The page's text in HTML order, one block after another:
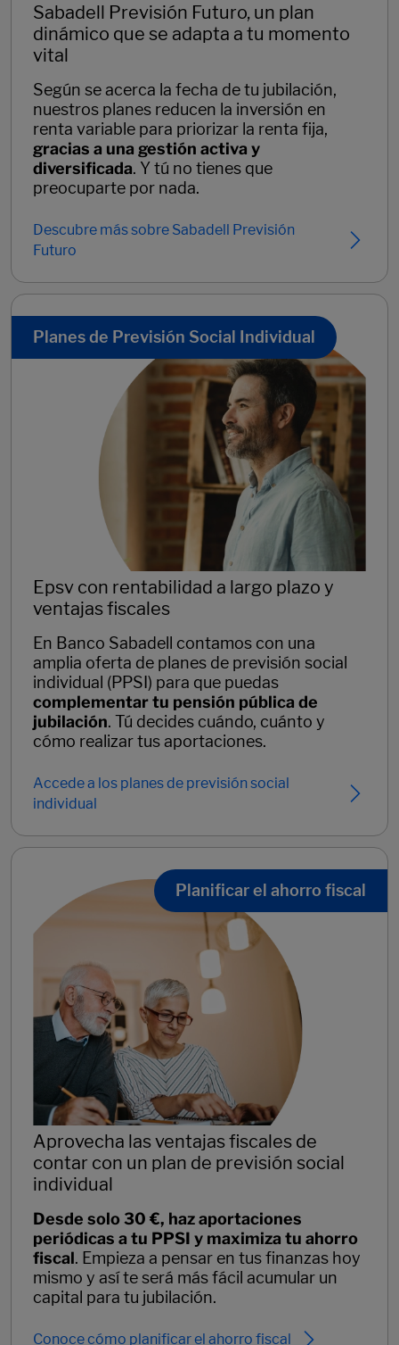
Sabadell Previsión Futuro, un plan
dinámico que se adapta a tu momento
vital
Según se acerca la fecha de tu jubilación,
nuestros planes reducen la inversión en
renta variable para priorizar la renta fija,
gracias a una gestión activa y
diversificada. Y tú no tienes que
preocuparte por nada.
Descubre más sobre Sabadell Previsión
Futuro
Planes de Previsión Social Individual
Epsv con rentabilidad a largo plazo y
ventajas fiscales
En Banco Sabadell contamos con una
amplia oferta de planes de previsión social
individual (PPSI) para que puedas
complementar tu pensión pública de
jubilación. Tú decides cuándo, cuánto y
cómo realizar tus aportaciones.
Accede a los planes de previsión social
individual
Planificar el ahorro fiscal
Aprovecha las ventajas fiscales de
contar con un plan de previsión social
individual
Desde solo 30 €, haz aportaciones
periódicas a tu PPSI y maximiza tu ahorro
fiscal. Empieza a pensar en tus finanzas hoy
mismo y así te será más fácil acumular un
capital para tu jubilación.
Conoce cómo planificar el ahorro fiscal